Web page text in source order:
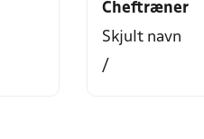
Cheftræner
Skjult navn
/